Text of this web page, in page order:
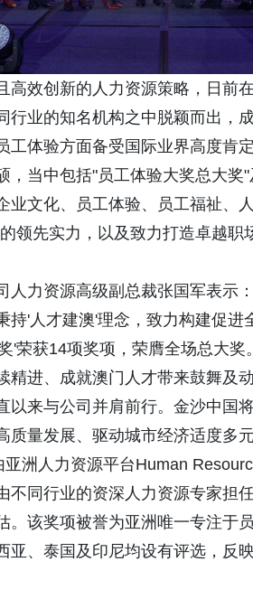
高效创新的人力资源策略，日前
行业的知名机构之中脱颖而出，
工体验方面备受国际业界高度肯
，当中包括"员工体验大奖总大
业文化、员工体验、员工福祉、
领先实力，以及致力打造卓越
人力资源高级副总裁张国军表示
持'人才建澳'理念，致力构建促
'荣获14项奖项，荣膺全场总大
精进、成就澳门人才带来鼓舞及
以来与公司并肩前行。金沙中国
质量发展、驱动城市经济适度多
亚洲人力资源平台Human
不同行业的资深人力资源专家担
。该奖项被誉为亚洲唯一专注于
亚、泰国及印尼均设有评选，反